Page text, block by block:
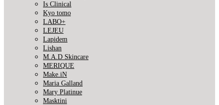
Is Clinical
Kyo tomo
LABO+
LEJEU
Lapidem
Lishan
M.A.D Skincare
MERIQUE
Make.iN
Maria Galland
Mary Platinue
Masktini